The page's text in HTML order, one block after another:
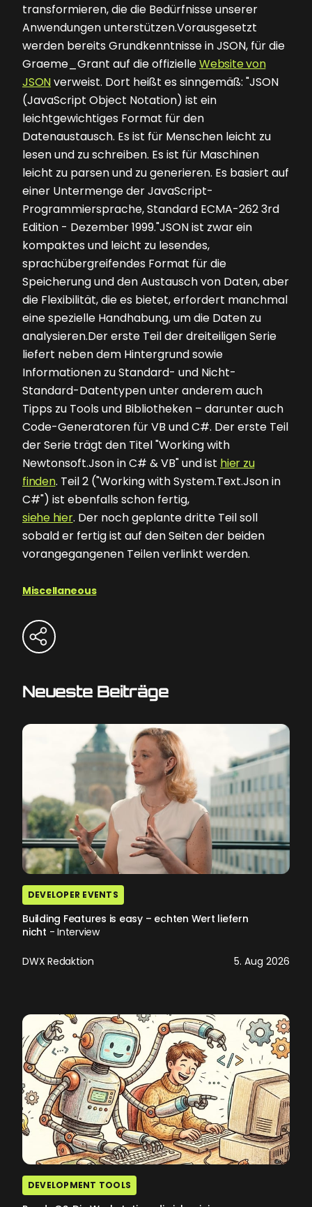
transformieren, die die Bedürfnisse unserer
Anwendungen unterstützen.Vorausgesetzt
werden bereits Grundkenntnisse in JSON, für die
Graeme_Grant auf die offizielleWebsite von
JSONverweist. Dort heißt es sinngemäß: "JSON
(JavaScript Object Notation) ist ein
leichtgewichtiges Format für den
Datenaustausch. Es ist für Menschen leicht zu
lesen und zu schreiben. Es ist für Maschinen
leicht zu parsen und zu generieren. Es basiert auf
einer Untermenge der JavaScript-
Programmiersprache, Standard ECMA-262 3rd
Edition - Dezember 1999."JSON ist zwar ein
kompaktes und leicht zu lesendes,
sprachübergreifendes Format für die
Speicherung und den Austausch von Daten, aber
die Flexibilität, die es bietet, erfordert manchmal
eine spezielle Handhabung, um die Daten zu
analysieren.Der erste Teil der dreiteiligen Serie
liefert neben dem Hintergrund sowie
Informationen zu Standard- und Nicht-
Standard-Datentypen unter anderem auch
Tipps zu Tools und Bibliotheken – darunter auch
Code-Generatoren für VB und C#. Der erste Teil
der Serie trägt den Titel "Working with
Newtonsoft.Json in C# & VB" und ist hier zu
finden. Teil 2 ("Working with System.Text.Json in
C#") ist ebenfalls schon fertig,
siehe hier. Der noch geplante dritte Teil soll
sobald er fertig ist auf den Seiten der beiden
vorangegangenen Teilen verlinkt werden.
Miscellaneous
Neueste Beiträge
DEVELOPER EVENTS
Building Features is easy – echten Wert liefern
nicht - Interview
DWX Redaktion 5. Aug 2026
DEVELOPMENT TOOLS